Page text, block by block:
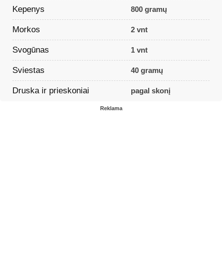
Kepenys 800 gramų
Morkos 2 vnt
Svogūnas 1 vnt
Sviestas 40 gramų
Druska ir prieskoniai pagal skonį
Reklama